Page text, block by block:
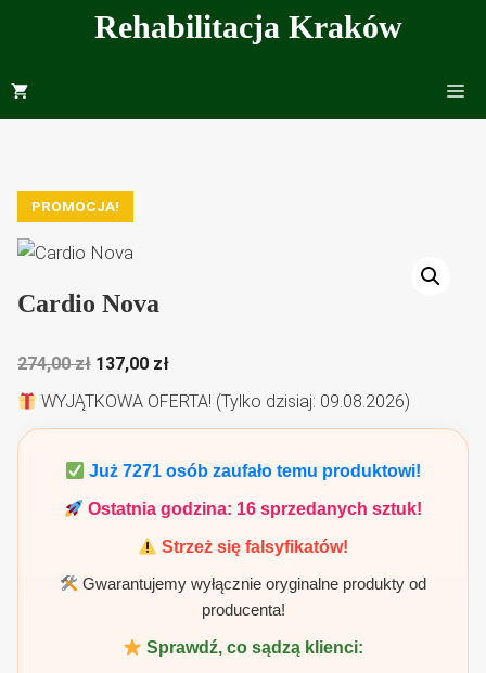
Rehabilitacja Kraków
PROMOCJA!
Cardio Nova
274,00zł Pierwotna
cena
137,00 złAktualna
cena
wynosi:
WYJĄTKOWA OFERTA! (Tylko dzisiaj: 09.08.2026)
Już7271 osób zaufało temu produktowi!
Ostatnia godzina: 16 sprzedanych sztuk!
Strzeż się falsyfikatów!
Gwarantujemy wyłącznie oryginalne produkty od
producenta!
Sprawdź, co sądzą klienci: